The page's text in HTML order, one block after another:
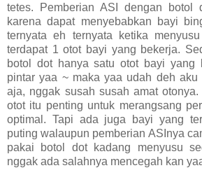
tetes. Pemberian ASI dengan botol
karena dapat menyebabkan bayi
ternyata eh ternyata ketika
terdapat 1 otot bayi yang bekerja.
botol dot hanya satu otot bayi yang
pintar yaa ~ maka yaa udah deh
aja, nggak susah susah amat
otot itu penting untuk merangsang
optimal. Tapi ada juga bayi yang
puting walaupun pemberian ASInya
pakai botol dot kadang menyusu
nggak ada salahnya mencegah kan